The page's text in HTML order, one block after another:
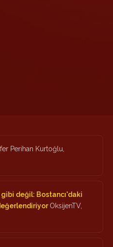
Perihan Kurtoğlu,
değil: Bostancı'daki
OksijenTV,